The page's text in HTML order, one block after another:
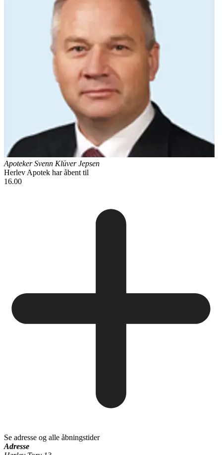
Apoteker Svenn Klüver Jepsen
Herlev Apotek har åbent til
16.00
Se adresse og alle åbningstider
Adresse